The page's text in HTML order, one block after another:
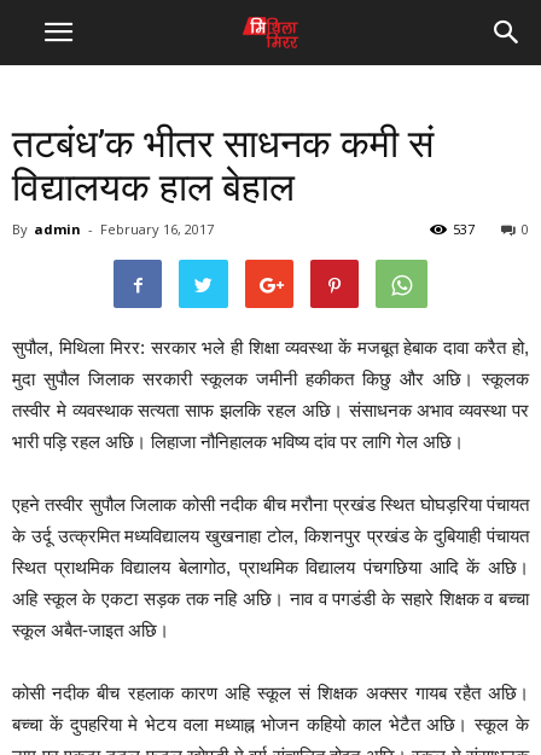
तटबंध’क भीतर साधनक कमी सं
विद्यालयक हाल बेहाल
By admin - February 16, 2017 0
537
सुपौल, मिथिला मिरर: सरकार भले ही शिक्षा व्यवस्था कें मजबूत हेबाक दावा करैत हो,
मुदा सुपौल जिलाक सरकारी स्कूलक जमीनी हकीकत किछु और अछि। स्कूलक
तस्वीर मे व्यवस्थाक सत्यता साफ झलकि रहल अछि। संसाधनक अभाव व्यवस्था पर
भारी पड़ि रहल अछि। लिहाजा नौनिहालक भविष्य दांव पर लागि गेल अछि।
एहने तस्वीर सुपौल जिलाक कोसी नदीक बीच मरौना प्रखंड स्थित घोघड़रिया पंचायत
के उर्दू उत्क्रमित मध्यविद्यालय खुखनाहा टोल, किशनपुर प्रखंड के दुबियाही पंचायत
स्थित प्राथमिक विद्यालय बेलागोठ, प्राथमिक विद्यालय पंचगछिया आदि कें अछि।
अहि स्कूल के एकटा सड़क तक नहि अछि। नाव व पगडंडी के सहारे शिक्षक व बच्चा
स्कूल अबैत-जाइत अछि।
कोसी नदीक बीच रहलाक कारण अहि स्कूल सं शिक्षक अक्सर गायब रहैत अछि।
बच्चा कें दुपहरिया मे भेटय वला मध्याह्न भोजन कहियो काल भेटैत अछि। स्कूल के